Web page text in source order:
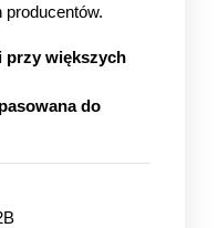
producentów.
przy większych
do